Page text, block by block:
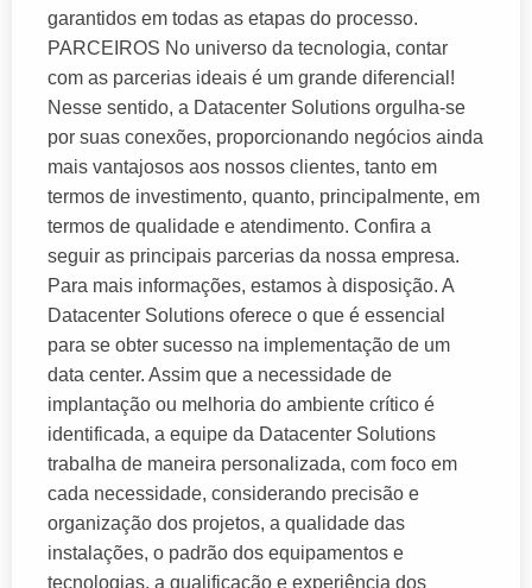
garantidos em todas as etapas do processo.
PARCEIROS No universo da tecnologia, contar
com as parcerias ideais é um grande diferencial!
Nesse sentido, a Datacenter Solutions orgulha-se
por suas conexões, proporcionando negócios ainda
mais vantajosos aos nossos clientes, tanto em
termos de investimento, quanto, principalmente, em
termos de qualidade e atendimento. Confira a
seguir as principais parcerias da nossa empresa.
Para mais informações, estamos à disposição. A
Datacenter Solutions oferece o que é essencial
para se obter sucesso na implementação de um
data center. Assim que a necessidade de
implantação ou melhoria do ambiente crítico é
identificada, a equipe da Datacenter Solutions
trabalha de maneira personalizada, com foco em
cada necessidade, considerando precisão e
organização dos projetos, a qualidade das
instalações, o padrão dos equipamentos e
tecnologias, a qualificação e experiência dos